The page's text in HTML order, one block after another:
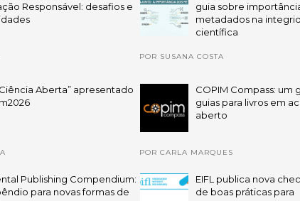
Responsável: desafios e
Aberta” apresentado
Publishing Compendium:
para novas formas de
guia sobre
metadados na
científica
POR SUSANA COSTA
COPIM Compass: um
guias para livros em
aberto
POR CARLA MARQUES
EIFL publica nova
de boas práticas para